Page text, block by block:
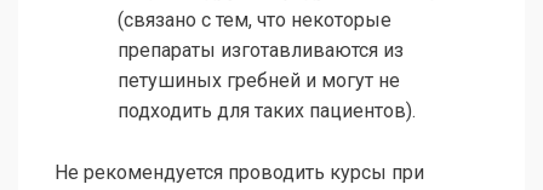
(связано с тем, что некоторые
препараты изготавливаются из
петушиных гребней и могут не
подходить для таких пациентов).
Не рекомендуется проводить курсы при